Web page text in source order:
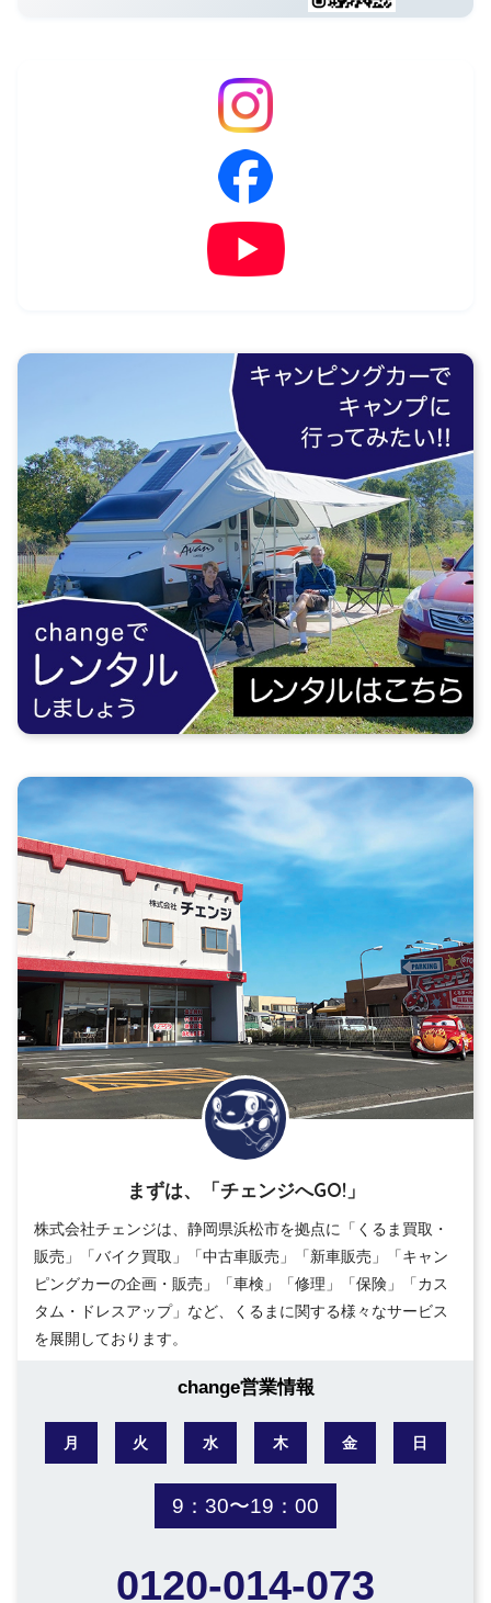
まずは、「チェンジへGO!」
株式会社チェンジは、静岡県浜松市を拠点に「くるま買取・
販売」「バイク買取」「中古車販売」「新車販売」「キャン
ピングカーの企画・販売」「車検」「修理」「保険」「カス
タム・ドレスアップ」など、くるまに関する様々なサービス
を展開しております。
change営業情報
月 火 水 木 金 日
9：30〜19：00
0120-014-073